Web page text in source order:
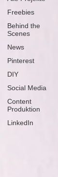
Freebies
Behind the
Scenes
News
Pinterest
DIY
Social Media
Content
Produktion
LinkedIn